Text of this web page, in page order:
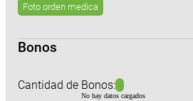
Foto orden medica
Bonos
Cantidad de Bonos:
No hay datos cargados